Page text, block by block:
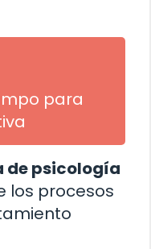
para
de psicología
los procesos